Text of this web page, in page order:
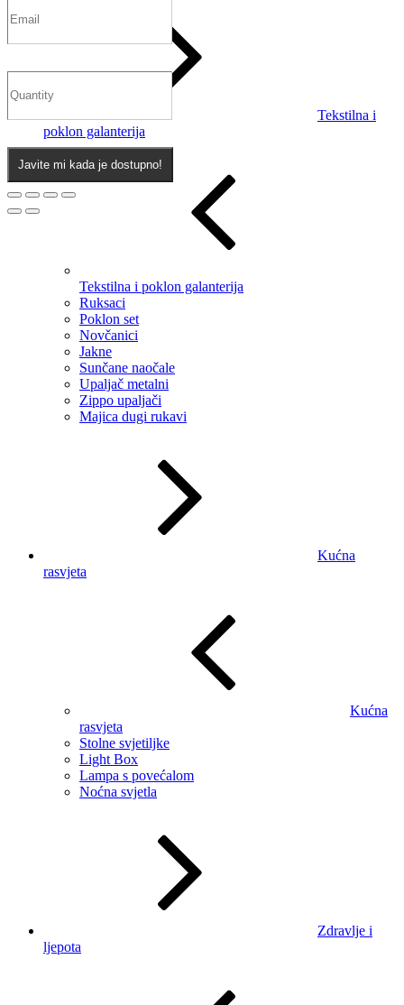
Tekstilna i
poklon galanterija
Tekstilna i poklon galanterija
Ruksaci
Poklon set
Novčanici
Jakne
Sunčane naočale
Upaljač metalni
Zippo upaljači
Majica dugi rukavi
Kućna
rasvjeta
Kućna
rasvjeta
Stolne svjetiljke
Light Box
Lampa s povećalom
Noćna svjetla
Zdravlje i
ljepota
Javite mi kada je dostupno!